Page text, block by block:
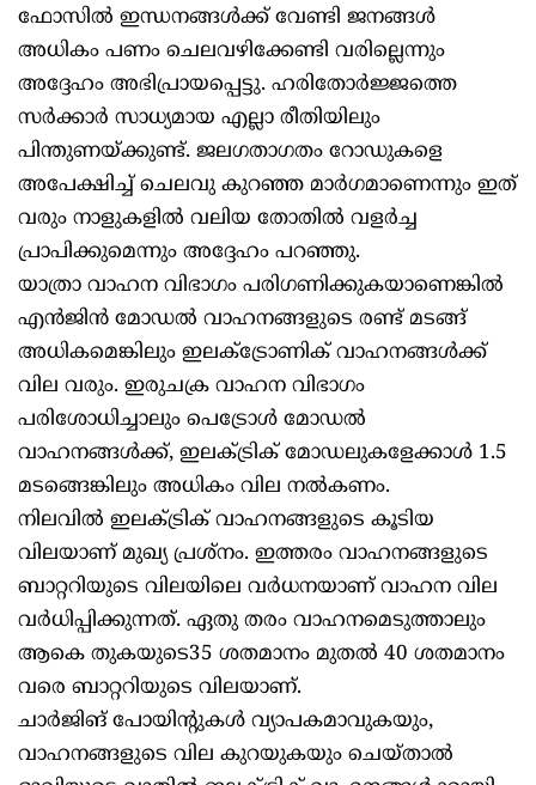
ഫോസിൽ ഇന്ധനങ്ങൾക്ക് വേണ്ടി ജനങ്ങൾ
അധികം പണം ചെലവഴിക്കേണ്ടി വരില്ലെന്നും
അദ്ദേഹം അഭിപ്രായപ്പെട്ടു. ഹരിതോർജ്ജത്തെ
സർക്കാർ സാധ്യമായ എല്ലാ രീതിയിലും
പിന്തുണയ്ക്കുണ്ട്. ജലഗതാഗതം റോഡുകളെ
അപേക്ഷിച്ച് ചെലവു കുറ‍ഞ്ഞ മാർഗമാണെന്നും ഇത്
വരും നാളുകളിൽ വലിയ തോതിൽ വളർച്ച
പ്രാപിക്കുമെന്നും അദ്ദേഹം പറഞ്ഞു.
യാത്രാ വാഹന വിഭാഗം പരിഗണിക്കുകയാണെങ്കിൽ
എൻജിൻ മോഡൽ വാഹനങ്ങളുടെ രണ്ട് മടങ്ങ്
അധികമെങ്കിലും ഇലക്ട്രോണിക് വാഹനങ്ങൾക്ക്
വില വരും. ഇരുചക്ര വാഹന വിഭാഗം
പരിശോധിച്ചാലും പെട്രോൾ മോഡൽ
വാഹനങ്ങൾക്ക്, ഇലക്ട്രിക് മോഡലുകളേക്കാൾ 1.5
മടങ്ങെങ്കിലും അധികം വില നൽകണം.
നിലവിൽ ഇലക്ട്രിക് വാഹനങ്ങളുടെ കൂടിയ
വിലയാണ് മുഖ്യ പ്രശ്നം. ഇത്തരം വാഹനങ്ങളുടെ
ബാറ്ററിയുടെ വിലയിലെ വർധനയാണ് വാഹന വില
വർധിപ്പിക്കുന്നത്. ഏതു തരം വാഹനമെടുത്താലും
ആകെ തുകയുടെ35 ശതമാനം മുതൽ 40 ശതമാനം
വരെ ബാറ്ററിയുടെ വിലയാണ്.
ചാർജിങ് പോയിന്റുകൾ വ്യാപകമാവുകയും,
വാഹനങ്ങളുടെ വില കുറയുകയും ചെയ്താൽ